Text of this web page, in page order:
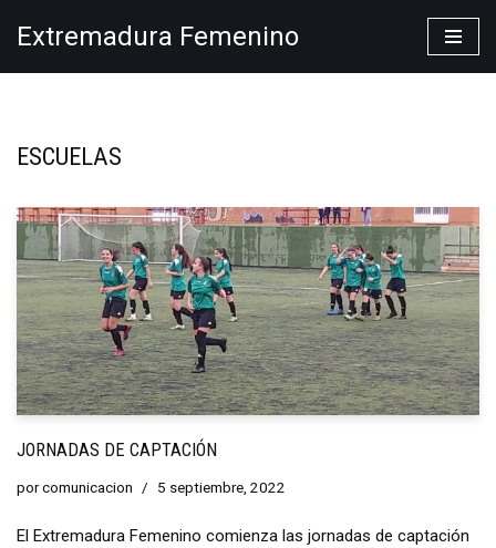
Extremadura Femenino
ESCUELAS
JORNADAS DE CAPTACIÓN
porcomunicacion 5 septiembre, 2022
El Extremadura Femenino comienza las jornadas de captación